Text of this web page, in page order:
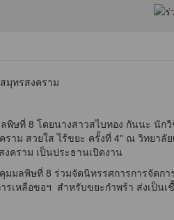
มุทรสงคราม
ษที่ 8 โดยนางสาวสไบทอง กันนะ นัก
าม สวยใส ไร้ขยะ ครั้งที่ 4" ณ วิทยา
คราม เป็นประธานเปิดงาน
มลพิษที่ 8 ร่วมจัดนิทรรศการการจัด
รเหลือขอฯ สำหรับขยะกำพร้า ส่งเป็น